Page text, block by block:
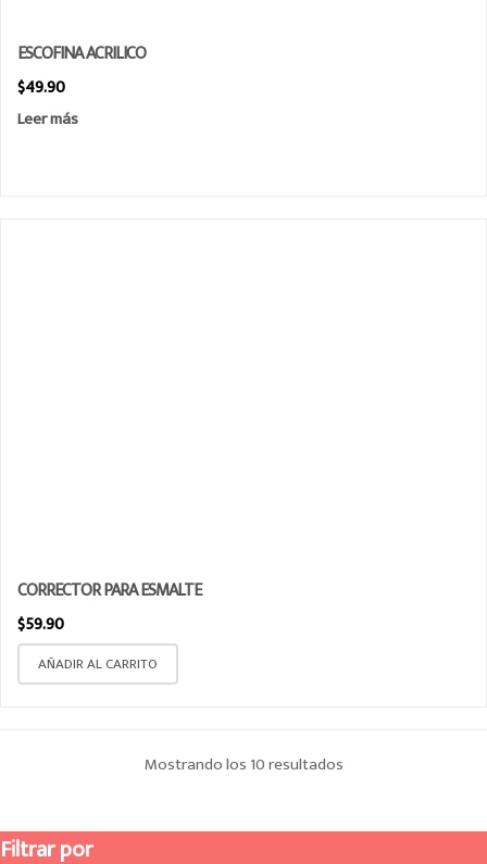
ESCOFINA ACRILICO
$49.90
Leer más
CORRECTOR PARA ESMALTE
$59.90
AÑADIR AL CARRITO
Mostrando los 10 resultados
Filtrar por